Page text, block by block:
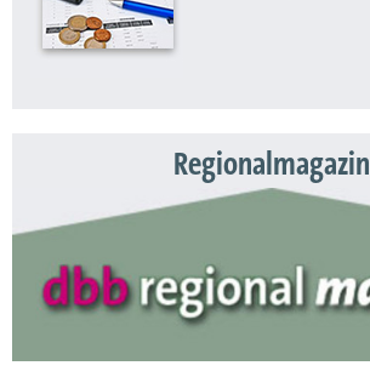
Regionalmagazin